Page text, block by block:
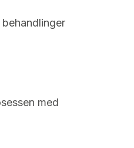
med